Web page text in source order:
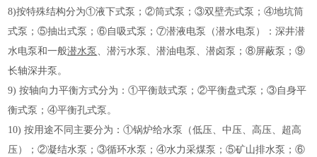
8)按特殊结构分为①液下式泵；②筒式泵；③双壁壳式泵；④地坑筒
式泵；⑤抽出式泵；⑥自吸式泵；⑦潜液电泵（潜水电泵）：深井潜
水电泵和一般潜水泵 、潜污水泵、潜油电泵、潜卤泵；⑧屏蔽泵；⑨
长轴深井泵。
9) 按轴向力平衡方式分为：①平衡鼓式泵；②平衡盘式泵；③自身平
衡式泵；④平衡孔式泵。
10) 按用途不同主要分为：①锅炉给水泵（低压、中压、高压、超高
压）；②凝结水泵；③循环水泵；④水力采煤泵；⑤矿山排水泵；⑥